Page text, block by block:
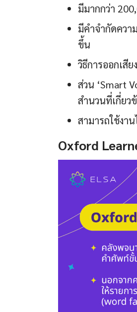
มีมากกว่า
มีคำจำกัดควา
ขึ้น
วิธีการออกเสี
ส่วน ‘Smart
สำนวนที่เกี่ยว
สามารถใช้งา
Oxford